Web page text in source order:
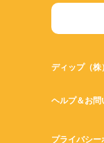
ディップ（株）
ヘルプ＆お問
プライバシー